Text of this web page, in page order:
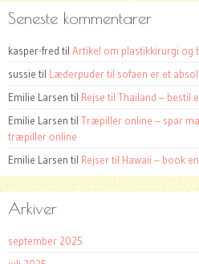
Seneste kommentarer
kasper-fred til Artikel om plastikkirurgi og
sussie til Læderpuder til sofaen er et
Emilie Larsen til Rejse til Thailand – bestil
Emilie Larsen til Træpiller online – spar
træpiller online
Emilie Larsen til Rejser til Hawaii – book
Arkiver
september 2025